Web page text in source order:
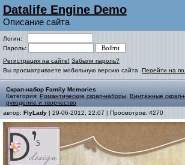
Datalife Engine Demo
Описание сайта
Логин:
Пароль:
Регистрация на сайте! Забыли пароль?
Вы просматриваете мобильную версию сайта. Перейти на
Скрап-набор Family Memories
Категория: Романтические скрап-наборы Винтажные скрап-
рукоделие и творчество
автор: FlyLady | 29-06-2012, 22:07 | Просмотров: 4270